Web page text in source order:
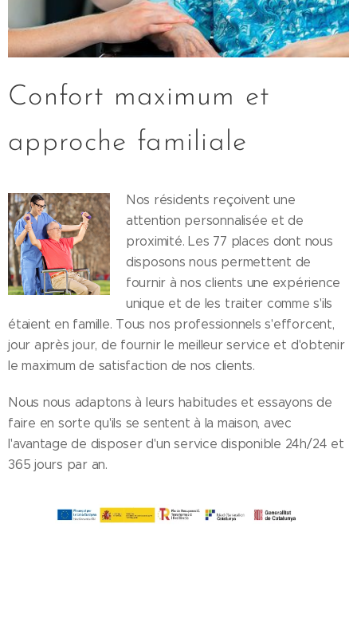
Confort maximum et
approche familiale
Nos résidents reçoivent une
attention personnalisée et de
proximité. Les 77 places dont nous
disposons nous permettent de
fournir à nos clients une expérience
unique et de les traiter comme s'ils
étaient en famille. Tous nos professionnels s'efforcent,
jour après jour, de fournir le meilleur service et d'obtenir
le maximum de satisfaction de nos clients.
Nous nous adaptons à leurs habitudes et essayons de
faire en sorte qu'ils se sentent à la maison, avec
l'avantage de disposer d'un service disponible 24h/24 et
365 jours par an.